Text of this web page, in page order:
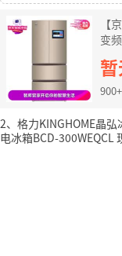
【
变
2、格力KINGHOME晶
电冰箱BCD-300WEQCL